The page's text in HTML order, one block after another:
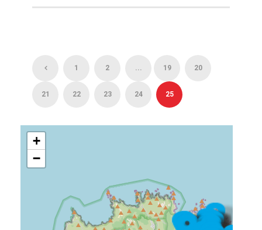
1 2 ... 19 20
21 22 23 24 25
+
−